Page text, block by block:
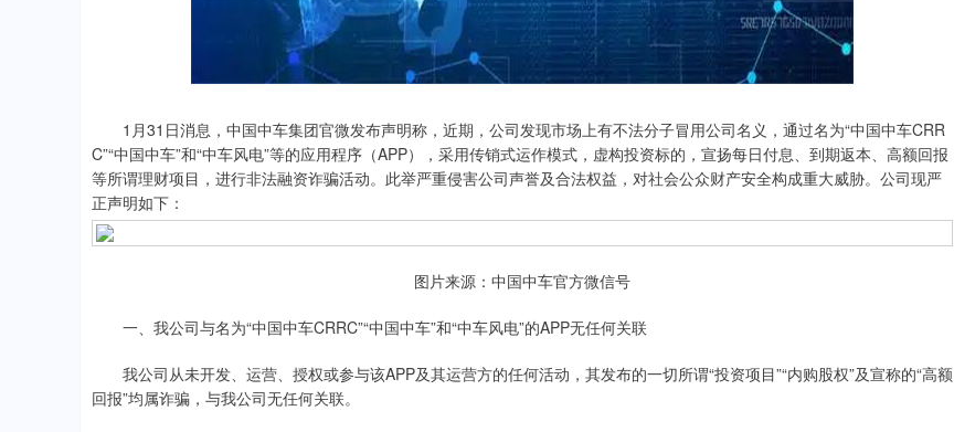
1月31日消息，中国中车集团官微发布声明称，近期，公司发现市场上有不法分子冒用公司名义，通过名为“中国中车CRR
C”“中国中车”和“中车风电”等的应用程序（APP），采用传销式运作模式，虚构投资标的，宣扬每日付息、到期返本、高额回报
等所谓理财项目，进行非法融资诈骗活动。此举严重侵害公司声誉及合法权益，对社会公众财产安全构成重大威胁。公司现严
正声明如下：
图片来源：中国中车官方微信号
一、我公司与名为“中国中车CRRC”“中国中车”和“中车风电”的APP无任何关联
我公司从未开发、运营、授权或参与该APP及其运营方的任何活动，其发布的一切所谓“投资项目”“内购股权”及宣称的“高额
回报”均属诈骗，与我公司无任何关联。
14110.12 -34.08 沪深300 4651.31 -6.85